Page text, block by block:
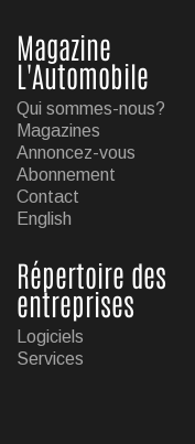
Magazine
L'Automobile
Qui sommes-nous?
Magazines
Annoncez-vous
Abonnement
Contact
English
Répertoire des
entreprises
Logiciels
Services